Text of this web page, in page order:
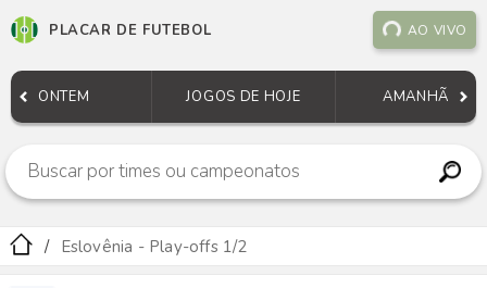
PLACAR DE FUTEBOL AO VIVO
ONTEM JOGOS DE HOJE AMANHÃ
Eslovênia - Play-offs 1/2